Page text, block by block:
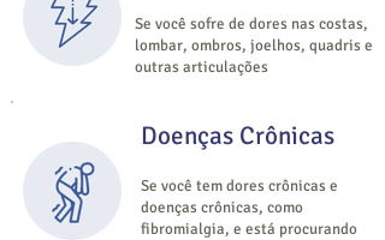
Se você sofre de dores nas costas,
lombar, ombros, joelhos, quadris e
outras articulações
Doenças Crônicas
Se você tem dores crônicas e
doenças crônicas, como
fibromialgia, e está procurando